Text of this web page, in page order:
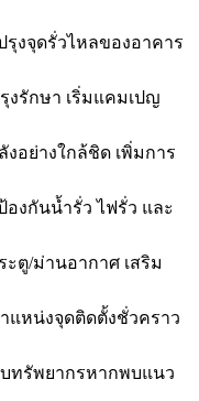
รุงจุดรั่วไหลของอาคาร
งรักษา เริ่มแคมเปญ
อย่างใกล้ชิด เพิ่มการ
องกันน้ำรั่ว ไฟรั่ว และ
ะตู/ม่านอากาศ เสริม
แหน่งจุดติดตั้งชั่วคราว
ทรัพยากรหากพบแนว